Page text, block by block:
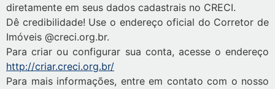
diretamente em seus dados cadastrais no CRECI.
Dê credibilidade! Use o endereço oficial do Corretor de
Imóveis @creci.org.br.
Para criar ou configurar sua conta, acesse o endereço
http://criar.creci.org.br/
Para mais informações, entre em contato com o nosso